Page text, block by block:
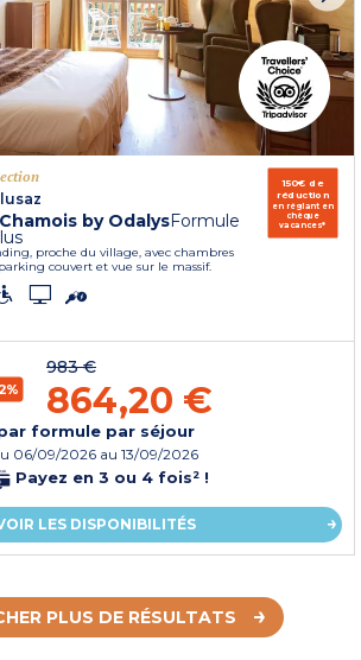
by OdalysFormule
proche du village, avec chambres
couvert et vue sur le massif.
150€ de
réduction
en réglant en
chèque
vacances*
983 €
864,20 €
formule par séjour
06/09/2026 au 13/09/2026
Payez en 3 ou 4 fois² !
LES DISPONIBILITÉS
PLUS DE RÉSULTATS